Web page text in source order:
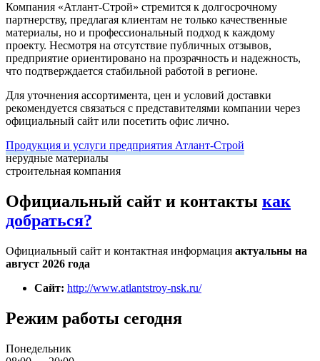
Компания «Атлант-Строй» стремится к долгосрочному
партнерству, предлагая клиентам не только качественные
материалы, но и профессиональный подход к каждому
проекту. Несмотря на отсутствие публичных отзывов,
предприятие ориентировано на прозрачность и надежность,
что подтверждается стабильной работой в регионе.
Для уточнения ассортимента, цен и условий доставки
рекомендуется связаться с представителями компании через
официальный сайт или посетить офис лично.
Продукция и услуги предприятия Атлант-Строй
нерудные материалы
строительная компания
Официальный сайт и контакты как
добраться?
Официальный сайт и контактная информация актуальны на
август 2026 года
Сайт: http://www.atlantstroy-nsk.ru/
Режим работы сегодня
Понедельник